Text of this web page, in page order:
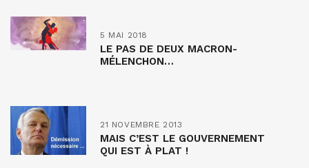
5 MAI 2018
LE PAS DE DEUX MACRON-
MÉLENCHON…
21 NOVEMBRE 2013
MAIS C’EST LE GOUVERNEMENT
QUI EST À PLAT !